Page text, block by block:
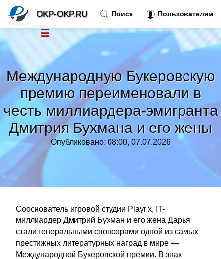
Международную Букеровскую
премию переименовали в
честь миллиардера-эмигранта
Дмитрия Бухмана и его жены
Опубликовано: 08:00, 07.07.2026
Сооснователь игровой студии Playrix, IT-
миллиардер Дмитрий Бухман и его жена Дарья
стали генеральными спонсорами одной из самых
престижных литературных наград в мире —
Международной Букеровской премии. В знак
Поиск Пользователям
OKP-OKP.RU
☰
Тренды новостей»
Рубрики»
Правила »